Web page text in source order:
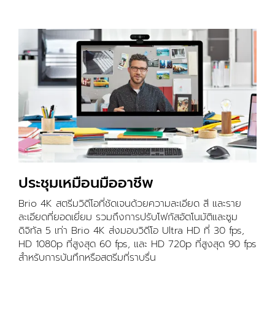
ประชุมเหมือนมืออาชีพ
Brio 4K สตรีมวิดีโอที่ชัดเจนด้วยความละเอียด สี และราย
ละเอียดที่ยอดเยี่ยม รวมถึงการปรับโฟกัสอัตโนมัติและซูม
ดิจิทัล 5 เท่า Brio 4K ส่งมอบวิดีโอ Ultra HD ที่ 30 fps,
HD 1080p ที่สูงสุด 60 fps, และ HD 720p ที่สูงสุด 90 fps
สำหรับการบันทึกหรือสตรีมที่ราบรื่น